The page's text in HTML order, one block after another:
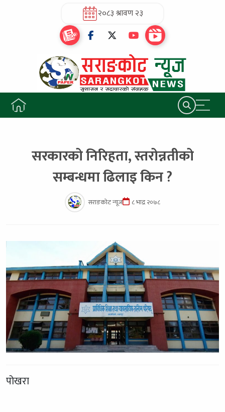
२०८३ श्रावण २३
सरकारको निरिहता, स्तरोन्नतीको
सम्बन्धमा ढिलाइ किन ?
सराङकोट न्यूज ८ भाद्र २०७८
पोखरा